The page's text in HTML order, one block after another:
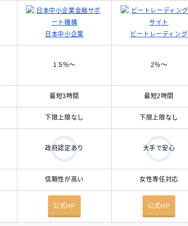
日本中小企業 ビートレーディング
1.5％〜 2％〜
最短3時間 最短2時間
下限上限なし 下限上限なし
政府認定あり 大手で安心
信頼性が高い 女性専任対応
公式HP 公式HP